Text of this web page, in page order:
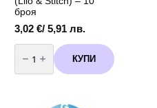
броя
3,02 €/ 5,91 лв.
количество
за
Балони
латекс
КУПИ